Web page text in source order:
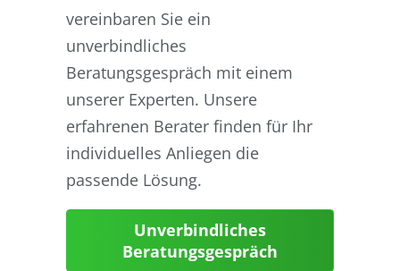
vereinbaren Sie ein
unverbindliches
Beratungsgespräch mit einem
unserer Experten. Unsere
erfahrenen Berater finden für Ihr
individuelles Anliegen die
passende Lösung.
Unverbindliches
Beratungsgespräch